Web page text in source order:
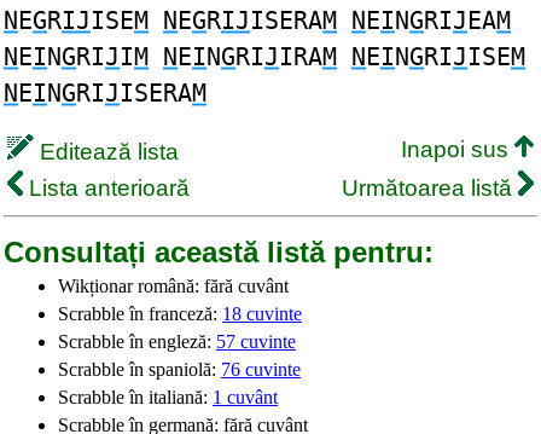
NEGRIJISEM NEGRIJISERAM NEINGRIJEAM
NEINGRIJIM NEINGRIJIRAM NEINGRIJISEM
NEINGRIJISERAM
Editează lista
Inapoi sus
Lista anterioară
Următoarea listă
Consultați această listă pentru:
Wikționar română: fără cuvânt
Scrabble în franceză: 18 cuvinte
Scrabble în engleză: 57 cuvinte
Scrabble în spaniolă: 76 cuvinte
Scrabble în italiană: 1 cuvânt
Scrabble în germană: fără cuvânt